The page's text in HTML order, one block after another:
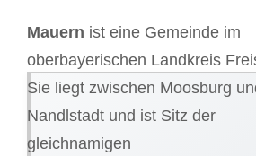
Mauern ist eine Gemeinde im
oberbayerischen Landkreis
Sie liegt zwischen Moosburg
Nandlstadt und ist Sitz der
gleichnamigen